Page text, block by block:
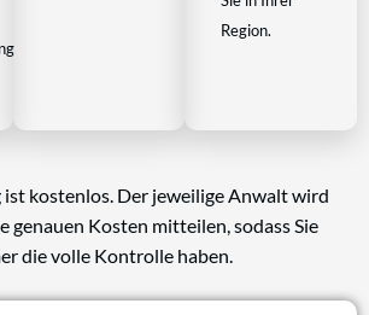
Region.
kostenlos. Der jeweilige Anwalt wird
genauen Kosten mitteilen, sodass Sie
die volle Kontrolle haben.